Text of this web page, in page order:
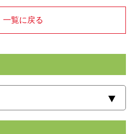
一覧に戻る